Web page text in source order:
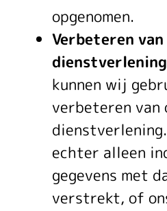
opgenomen.
Verbeteren van
dienstverlening
kunnen wij
verbeteren van
echter alleen
gegevens met
verstrekt, of